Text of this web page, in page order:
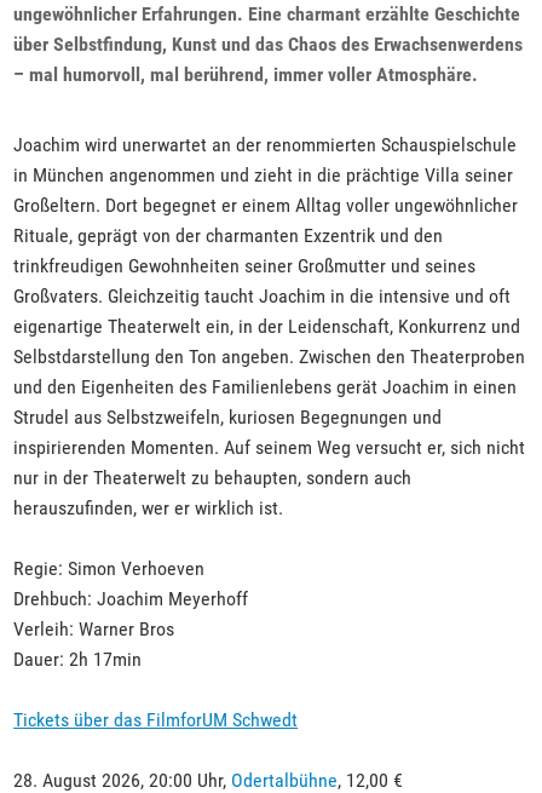
ungewöhnlicher Erfahrungen. Eine charmant erzählte Geschichte
über Selbstfindung, Kunst und das Chaos des Erwachsenwerdens
– mal humorvoll, mal berührend, immer voller Atmosphäre.
Joachim wird unerwartet an der renommierten Schauspielschule
in München angenommen und zieht in die prächtige Villa seiner
Großeltern. Dort begegnet er einem Alltag voller ungewöhnlicher
Rituale, geprägt von der charmanten Exzentrik und den
trinkfreudigen Gewohnheiten seiner Großmutter und seines
Großvaters. Gleichzeitig taucht Joachim in die intensive und oft
eigenartige Theaterwelt ein, in der Leidenschaft, Konkurrenz und
Selbstdarstellung den Ton angeben. Zwischen den Theaterproben
und den Eigenheiten des Familienlebens gerät Joachim in einen
Strudel aus Selbstzweifeln, kuriosen Begegnungen und
inspirierenden Momenten. Auf seinem Weg versucht er, sich nicht
nur in der Theaterwelt zu behaupten, sondern auch
herauszufinden, wer er wirklich ist.
Regie: Simon Verhoeven
Drehbuch: Joachim Meyerhoff
Verleih: Warner Bros
Dauer: 2h 17min
Tickets über das FilmforUM Schwedt
28. August 2026, 20:00 Uhr, Odertalbühne, 12,00 €